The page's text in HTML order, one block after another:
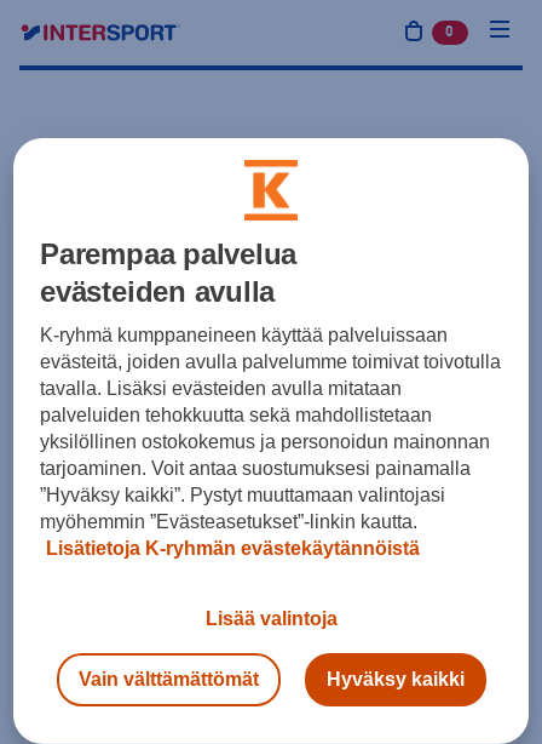
0 tuotetta
Parempaa palvelua
evästeiden avulla
K-ryhmä kumppaneineen käyttää palveluissaan
evästeitä, joiden avulla palvelumme toimivat toivotulla
tavalla. Lisäksi evästeiden avulla mitataan
palveluiden tehokkuutta sekä mahdollistetaan
yksilöllinen ostokokemus ja personoidun mainonnan
tarjoaminen. Voit antaa suostumuksesi painamalla
”Hyväksy kaikki”. Pystyt muuttamaan valintojasi
myöhemmin ”Evästeasetukset”-linkin kautta.
Lisätietoja K-ryhmän evästekäytännöistä
Lisää valintoja
Vain välttämättömät Hyväksy kaikki